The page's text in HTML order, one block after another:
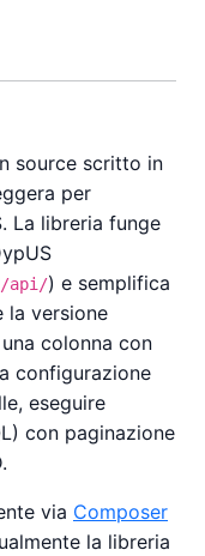
source scritto in
per
La libreria funge
api/) e semplifica
la versione
colonna con
configurazione
eseguire
con paginazione
via Composer
la libreria